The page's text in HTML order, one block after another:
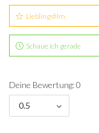
Lieblingsfilm
Schaue ich gerade
Deine Bewertung: 0
0.5